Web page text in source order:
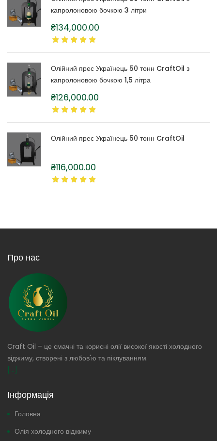
капролоновою бочкою 3 літри
₴134,000.00
Олійний прес Українець 50 тонн CraftOil з
капролоновою бочкою 1,5 літра
₴126,000.00
Олійний прес Українець 50 тонн CraftOil
₴116,000.00
Про нас
Craft Oil – це смачні та корисні олії високої якості холодного
віджиму, створені з любов'ю та піклуванням.
[...]
Інформація
Головна
Олія холодного віджиму